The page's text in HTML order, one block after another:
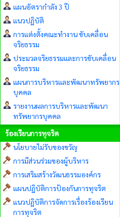
แผนอัตรากำลัง 3 ปี
แนวปฏิบัติ
การแต่งตั้งคณะทำงาน ขับเคลื่อน
จริยธรรม
ประมวลจริยธรรมและการขับเคลื่อน
จริยธรรม
แผนการบริหารและพัฒนาทรัพยากร
บุคคล
รายงานผลการบริหารและพัฒนา
ทรัพยากรบุคคล
ร้องเรียนการทุจริต
นโยบายไม่รับของขวัญ
การมีส่วนร่วมของผู้บริหาร
การเสริมสร้างวัฒนธรรมองค์กร
แผนปฏิบัติการป้องกันการทุจริต
แนวปฏิบัติการจัดการเรื่องร้องเรียน
การทุจริต